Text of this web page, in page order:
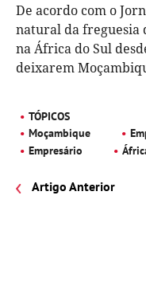
De acordo com o
natural da freguesia
na África do Sul
deixarem
TÓPICOS
Moçambique
Empresário
Artigo Anterior